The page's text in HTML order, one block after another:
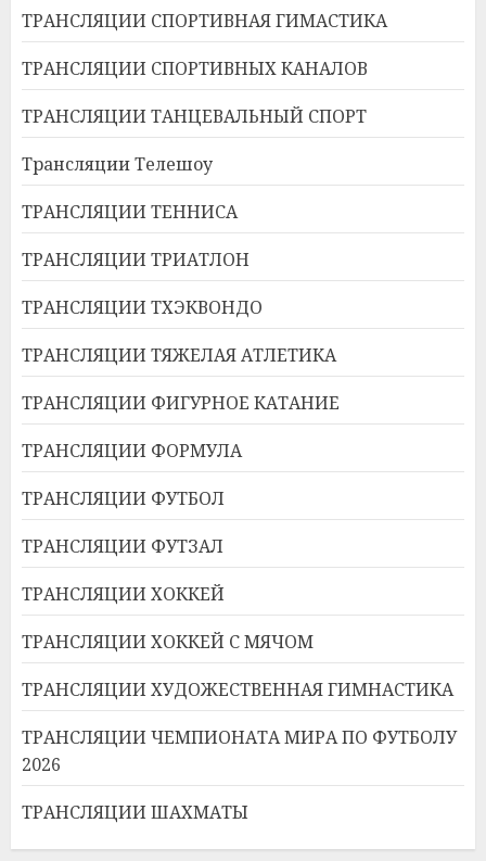
ТРАНСЛЯЦИИ СПОРТИВНАЯ ГИМАСТИКА
ТРАНСЛЯЦИИ СПОРТИВНЫХ КАНАЛОВ
ТРАНСЛЯЦИИ ТАНЦЕВАЛЬНЫЙ СПОРТ
Трансляции Телешоу
ТРАНСЛЯЦИИ ТЕННИСА
ТРАНСЛЯЦИИ ТРИАТЛОН
ТРАНСЛЯЦИИ ТХЭКВОНДО
ТРАНСЛЯЦИИ ТЯЖЕЛАЯ АТЛЕТИКА
ТРАНСЛЯЦИИ ФИГУРНОЕ КАТАНИЕ
ТРАНСЛЯЦИИ ФОРМУЛА
ТРАНСЛЯЦИИ ФУТБОЛ
ТРАНСЛЯЦИИ ФУТЗАЛ
ТРАНСЛЯЦИИ ХОККЕЙ
ТРАНСЛЯЦИИ ХОККЕЙ С МЯЧОМ
ТРАНСЛЯЦИИ ХУДОЖЕСТВЕННАЯ ГИМНАСТИКА
ТРАНСЛЯЦИИ ЧЕМПИОНАТА МИРА ПО ФУТБОЛУ
2026
ТРАНСЛЯЦИИ ШАХМАТЫ